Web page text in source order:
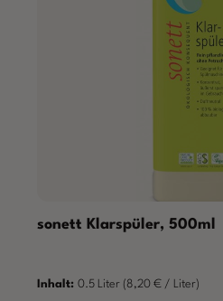
sonett Klarspüler, 500ml
Inhalt: 0.5 Liter (8,20 € / Liter)